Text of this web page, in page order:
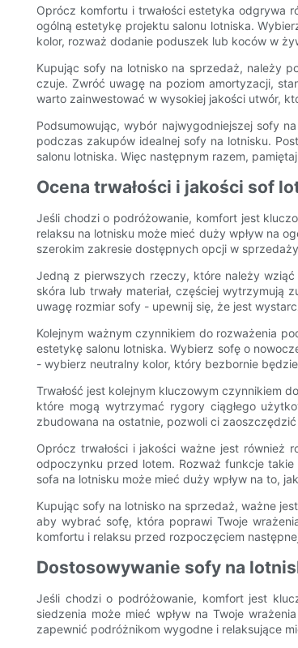
Oprócz komfortu i trwałości estetyka odgrywa
ogólną estetykę projektu salonu lotniska.
kolor, rozważ dodanie poduszek lub koców w
Kupując sofy na lotnisko na sprzedaż, należy
czuje. Zwróć uwagę na poziom amortyzacji,
warto zainwestować w wysokiej jakości utwór,
Podsumowując, wybór najwygodniejszej sofy
podczas zakupów idealnej sofy na lotnisku.
salonu lotniska. Więc następnym razem,
Ocena trwałości i jakości sof
Jeśli chodzi o podróżowanie, komfort jest
relaksu na lotnisku może mieć duży wpływ na
szerokim zakresie dostępnych opcji w
Jedną z pierwszych rzeczy, które należy
skóra lub trwały materiał, częściej
uwagę rozmiar sofy - upewnij się, że jest
Kolejnym ważnym czynnikiem do rozważenia
estetykę salonu lotniska. Wybierz sofę o
- wybierz neutralny kolor, który bezbornie
Trwałość jest kolejnym kluczowym czynnikiem
które mogą wytrzymać rygory ciągłego
zbudowana na ostatnie, pozwoli ci
Oprócz trwałości i jakości ważne jest również
odpoczynku przed lotem. Rozważ funkcje takie
sofa na lotnisku może mieć duży wpływ na to,
Kupując sofy na lotnisko na sprzedaż, ważne
aby wybrać sofę, która poprawi Twoje
komfortu i relaksu przed rozpoczęciem
Dostosowywanie sofy na
Jeśli chodzi o podróżowanie, komfort jest
siedzenia może mieć wpływ na Twoje
zapewnić podróżnikom wygodne i relaksujące